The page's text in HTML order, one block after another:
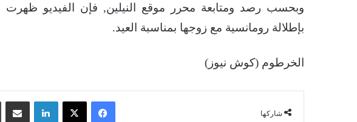
وبحسب رصد ومتابعة محرر موقع النيلين, فإن الفيديو ظهرت
بإطلالة رومانسية مع زوجها بمناسبة العيد.
الخرطوم (كوش نيوز)
شاركها
فيسبوك ‫X لينكدإن مشاركة عبر البريد